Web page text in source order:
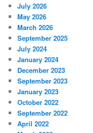
July 2026
May 2026
March 2026
September 2025
July 2024
January 2024
December 2023
September 2023
January 2023
October 2022
September 2022
April 2022